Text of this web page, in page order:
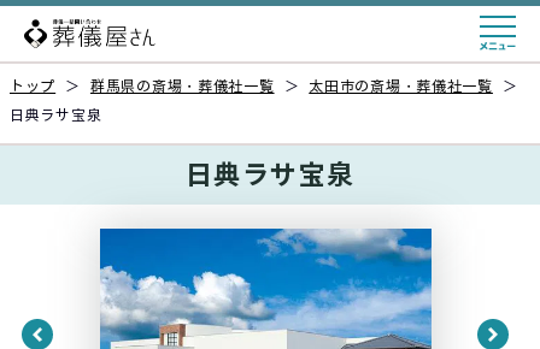
トップ ＞ 群馬県の斎場・葬儀社一覧 ＞ 太田市の斎場・葬儀社一覧
＞
日典ラサ宝泉
日典ラサ宝泉